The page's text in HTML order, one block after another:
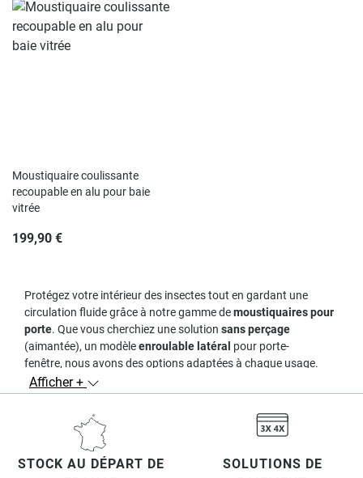
Moustiquaire coulissante
recoupable en alu pour baie
vitrée
199,90 €
Protégez votre intérieur des insectes tout en gardant une
circulation fluide grâce à notre gamme demoustiquaires pour
porte. Que vous cherchiez une solution sans perçage
(aimantée), un modèleenroulable latéral pour porte-
fenêtre, nous avons des options adaptées à chaque usage.
Types de moustiquaires pour
Moustiquaire enroulable
verticale), discrète et robuste pour un usage fréquent.
Afficher +
STOCK AU DÉPART DE
SOLUTIONS DE